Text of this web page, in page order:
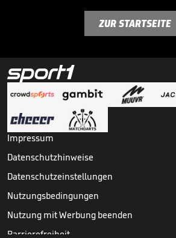
ZUR STARTSEITE
Impressum
Datenschutzhinweise
Datenschutzeinstellungen
Nutzungsbedingungen
Nutzung mit Werbung beenden
Barrierefreiheit